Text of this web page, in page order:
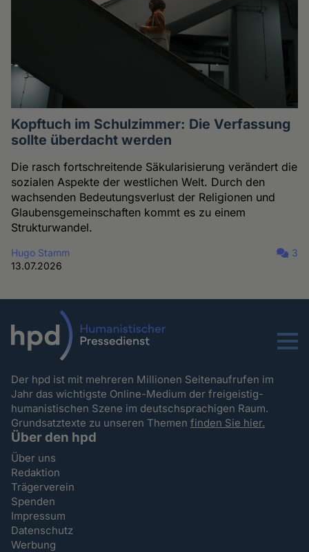
Kopftuch im Schulzimmer: Die Verfassung
sollte überdacht werden
Die rasch fortschreitende Säkularisierung verändert die
sozialen Aspekte der westlichen Welt. Durch den
wachsenden Bedeutungsverlust der Religionen und
Glaubensgemeinschaften kommt es zu einem
Strukturwandel.
Hugo Stamm
13.07.2026
3
Menu
Der hpd ist mit mehreren Millionen Seitenaufrufen im
Jahr das wichtigste Online-Medium der freigeistig-
humanistischen Szene im deutschsprachigen Raum.
Grundsatztexte zu unseren Themenfinden Sie hier.
Über den hpd
Über uns
Redaktion
Trägerverein
Spenden
Impressum
Datenschutz
Werbung